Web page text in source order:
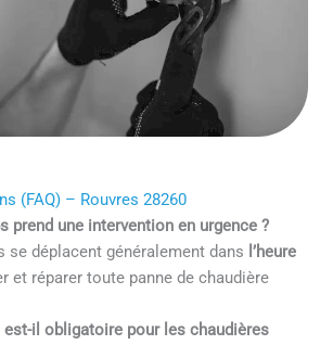
(FAQ) – Rouvres 28260
prend une intervention en urgence ?
se déplacent généralement dans l’heure
et réparer toute panne de chaudière
est-il obligatoire pour les chaudières